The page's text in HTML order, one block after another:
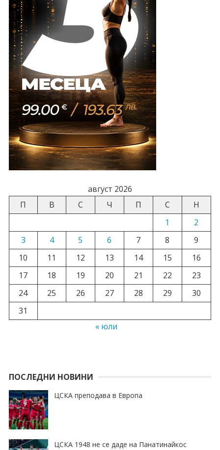
август 2026
П
В С Ч П С
Н
1
2
3
4 5 6 7 8
9
10
11 12 13 14 15
16
17
18 19 20 21 22
23
24
25 26 27 28 29
30
31
« юли
ПОСЛЕДНИ НОВИНИ
ЦСКА преподава в Европа
ЦСКА 1948 не се даде на Панатинайкос